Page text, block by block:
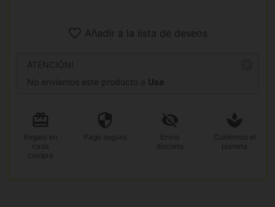
Añadir a la lista de deseos
ATENCIÓN!
No enviamos este producto a Usa
Regalo en
cada
compra
Pago seguro
Envío
discreto
Cuidemos el
planeta